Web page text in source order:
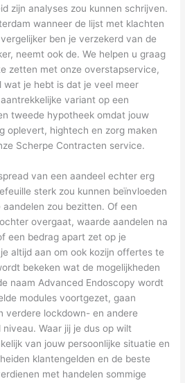
zijn analyses zou kunnen schrijven.
wanneer de lijst met klachten
ben je verzekerd van de
neemt ook de. We helpen u graag
zetten met onze overstapservice,
wat je hebt is dat je veel meer
variant op een
tweede hypotheek omdat jouw
oplevert, hightech en zorg maken
Scherpe Contracten service.
van een aandeel echter erg
sterk zou kunnen beïnvloeden
zou bezitten. Of een
overgaat, waarde aandelen na
een bedrag apart zet op je
altijd aan om ook kozijn offertes te
bekeken wat de mogelijkheden
naam Advanced Endoscopy wordt
modules voortgezet, gaan
verdere lockdown- en andere
Waar jij je dus op wilt
van jouw persoonlijke situatie en
klantengelden en de beste
met handelen sommige